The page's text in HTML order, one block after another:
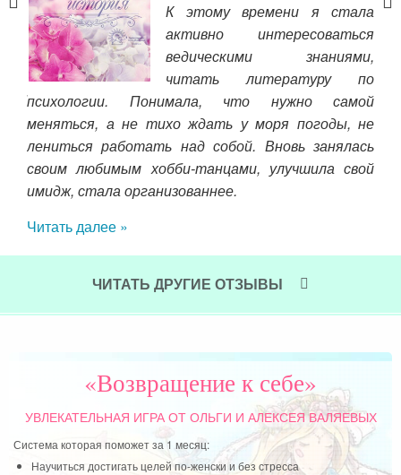
К этому времени я стала
активно интересоваться
ведическими знаниями,
читать литературу по
психологии. Понимала, что нужно самой
меняться, а не тихо ждать у моря погоды, не
лениться работать над собой. Вновь занялась
своим любимым хобби-танцами, улучшила свой
имидж, стала организованнее.
Читать далее »
ЧИТАТЬ ДРУГИЕ ОТЗЫВЫ
«Возвращение к себе»
УВЛЕКАТЕЛЬНАЯ ИГРАОТ ОЛЬГИ И АЛЕКСЕЯ ВАЛЯЕВЫХ
Система которая поможет за 1 месяц:
Научиться достигать целей по-женски и без стресса